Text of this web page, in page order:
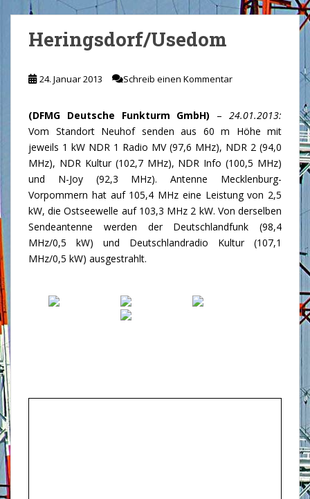
Heringsdorf/Usedom
24. Januar 2013 Schreib einen Kommentar
(DFMG Deutsche Funkturm GmbH) –24.01.2013:
Vom Standort Neuhof senden aus 60 m Höhe mit
jeweils 1 kW NDR 1 Radio MV (97,6 MHz), NDR 2 (94,0
MHz), NDR Kultur (102,7 MHz), NDR Info (100,5 MHz)
und N-Joy (92,3 MHz). Antenne Mecklenburg-
Vorpommern hat auf 105,4 MHz eine Leistung von 2,5
kW, die Ostseewelle auf 103,3 MHz 2 kW. Von derselben
Sendeantenne werden der Deutschlandfunk (98,4
MHz/0,5 kW) und Deutschlandradio Kultur (107,1
MHz/0,5 kW) ausgestrahlt.